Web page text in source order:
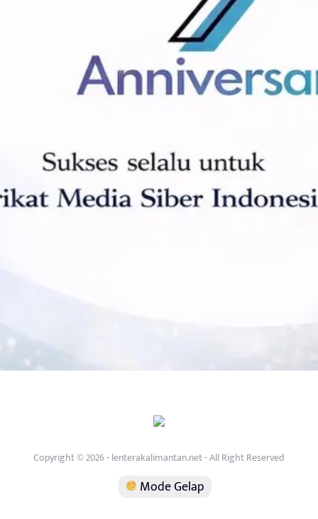
Copyright © 2026 - lenterakalimantan.net - All Right Reserved
Mode Gelap